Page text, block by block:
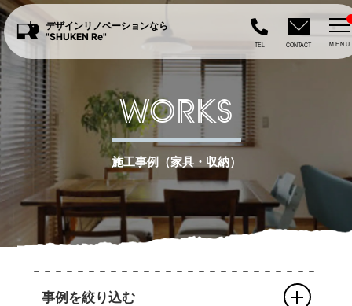
デザインリノベーションなら
"SHUKEN Re"
TEL CONTACT MENU
WORKS
施工事例（家具・収納）
事例を絞り込む